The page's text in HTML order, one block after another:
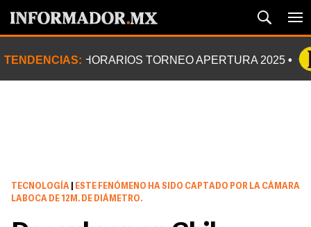
TENDENCIAS: HORARIOS TORNEO APERTURA 2025
TECNOLOGÍA
ESTE FENÓMENO HA SIDO CAPTADO POR LA CÁMARA
LABOCA DE 12M. DE DIÁMETRO.